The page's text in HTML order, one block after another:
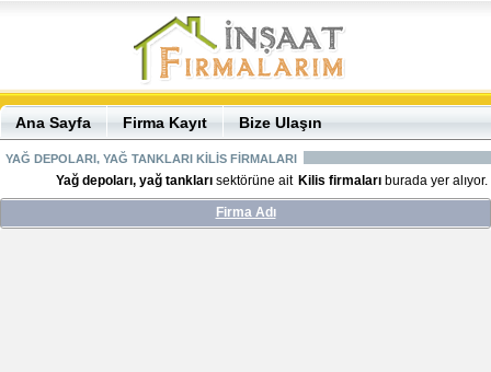
Ana Sayfa Firma Kayıt Bize Ulaşın
YAĞ DEPOLARI, YAĞ TANKLARI KİLİS FİRMALARI
Yağ depoları, yağ tankları sektörüne ait Kilis firmaları burada yer alıyor.
Firma Adı